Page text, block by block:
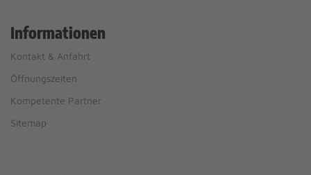
Informationen
Kontakt & Anfahrt
Öffnungszeiten
Kompetente Partner
Sitemap